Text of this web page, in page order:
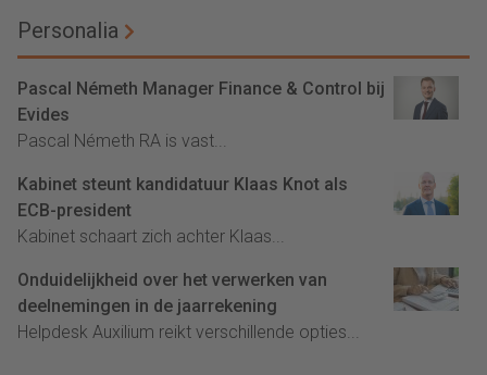
Personalia
Pascal Németh Manager Finance & Control bij
Evides
Pascal Németh RA is vast...
Kabinet steunt kandidatuur Klaas Knot als
ECB-president
Kabinet schaart zich achter Klaas...
Onduidelijkheid over het verwerken van
deelnemingen in de jaarrekening
Helpdesk Auxilium reikt verschillende opties...